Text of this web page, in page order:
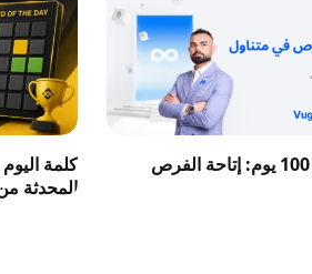
بعد مرور 100 يوم: إتاحة الفرص
كلمة
المحدثة من 3 إلى 8 حروف